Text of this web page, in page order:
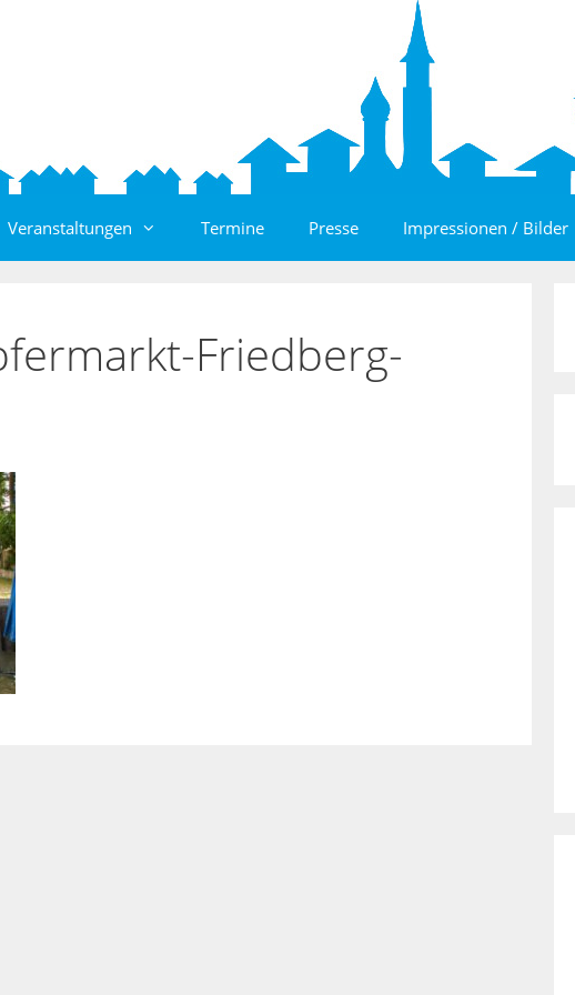
Veranstaltungen Termine Presse Impressionen / Bilder
Friedberg-